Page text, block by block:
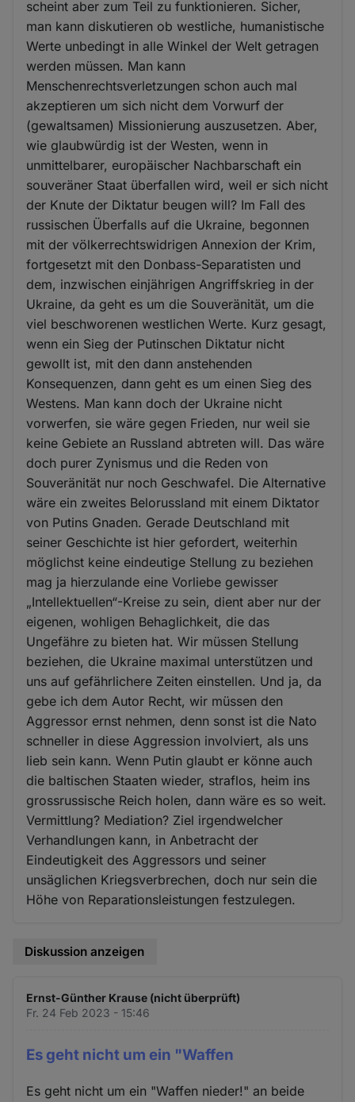
scheint aber zum Teil zu funktionieren. Sicher,
man kann diskutieren ob westliche, humanistische
Werte unbedingt in alle Winkel der Welt getragen
werden müssen. Man kann
Menschenrechtsverletzungen schon auch mal
akzeptieren um sich nicht dem Vorwurf der
(gewaltsamen) Missionierung auszusetzen. Aber,
wie glaubwürdig ist der Westen, wenn in
unmittelbarer, europäischer Nachbarschaft ein
souveräner Staat überfallen wird, weil er sich nicht
der Knute der Diktatur beugen will? Im Fall des
russischen Überfalls auf die Ukraine, begonnen
mit der völkerrechtswidrigen Annexion der Krim,
fortgesetzt mit den Donbass-Separatisten und
dem, inzwischen einjährigen Angriffskrieg in der
Ukraine, da geht es um die Souveränität, um die
viel beschworenen westlichen Werte. Kurz gesagt,
wenn ein Sieg der Putinschen Diktatur nicht
gewollt ist, mit den dann anstehenden
Konsequenzen, dann geht es um einen Sieg des
Westens. Man kann doch der Ukraine nicht
vorwerfen, sie wäre gegen Frieden, nur weil sie
keine Gebiete an Russland abtreten will. Das wäre
doch purer Zynismus und die Reden von
Souveränität nur noch Geschwafel. Die Alternative
wäre ein zweites Belorussland mit einem Diktator
von Putins Gnaden. Gerade Deutschland mit
seiner Geschichte ist hier gefordert, weiterhin
möglichst keine eindeutige Stellung zu beziehen
mag ja hierzulande eine Vorliebe gewisser
„Intellektuellen“-Kreise zu sein, dient aber nur der
eigenen, wohligen Behaglichkeit, die das
Ungefähre zu bieten hat. Wir müssen Stellung
beziehen, die Ukraine maximal unterstützen und
uns auf gefährlichere Zeiten einstellen. Und ja, da
gebe ich dem Autor Recht, wir müssen den
Aggressor ernst nehmen, denn sonst ist die Nato
schneller in diese Aggression involviert, als uns
lieb sein kann. Wenn Putin glaubt er könne auch
die baltischen Staaten wieder, straflos, heim ins
grossrussische Reich holen, dann wäre es so weit.
Vermittlung? Mediation? Ziel irgendwelcher
Verhandlungen kann, in Anbetracht der
Eindeutigkeit des Aggressors und seiner
unsäglichen Kriegsverbrechen, doch nur sein die
Höhe von Reparationsleistungen festzulegen.
Diskussion anzeigen
Ernst-Günther Krause (nicht überprüft)
Fr. 24 Feb 2023 - 15:46
Es geht nicht um ein "Waffen
Es geht nicht um ein "Waffen nieder!" an beide